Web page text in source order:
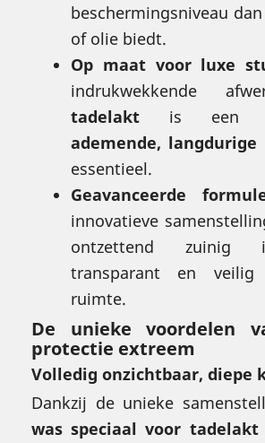
beschermingsniveau
of olie biedt.
Op maat voor luxe
indrukwekkende
tadelakt is een
ademende, langdurige
essentieel.
Geavanceerde
innovatieve
ontzettend zuinig
transparant en
ruimte.
De unieke voordelen
protectie extreem
Volledig onzichtbaar, diepe
Dankzij de unieke
was speciaal voor